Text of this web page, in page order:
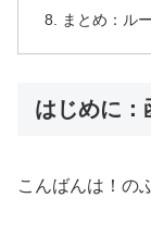
まとめ：ル
はじめに：
こんばんは！の